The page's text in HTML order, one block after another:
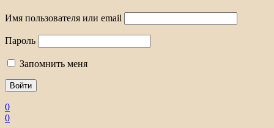
Имя пользователя или email
Пароль
Запомнить меня
0
0